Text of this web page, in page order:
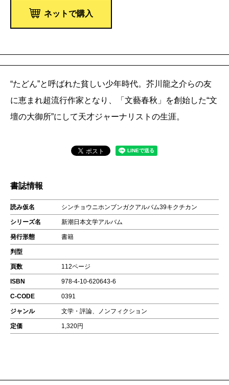
ネットで購入
“たどん”と呼ばれた貧しい少年時代。芥川龍之介らの友
に恵まれ超流行作家となり、「文藝春秋」を創始した“文
壇の大御所”にして天才ジャーナリストの生涯。
書誌情報
読み仮名 シンチョウニホンブンガクアルバム39キクチカン
シリーズ名 新潮日本文学アルバム
発行形態 書籍
判型
頁数 112ページ
ISBN 978-4-10-620643-6
C-CODE 0391
ジャンル 文学・評論、ノンフィクション
定価 1,320円